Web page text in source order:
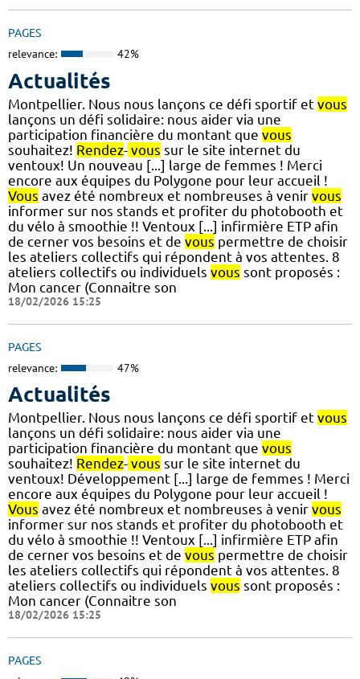
PAGES
relevance: 42%
Actualités
Montpellier. Nous nous lançons ce défi sportif et vous
lançons un défi solidaire: nous aider via une
participation financière du montant que vous
souhaitez! Rendez- vous sur le site internet du
ventoux! Un nouveau [...] large de femmes ! Merci
encore aux équipes du Polygone pour leur accueil !
Vous avez été nombreux et nombreuses à venir vous
informer sur nos stands et profiter du photobooth et
du vélo à smoothie !! Ventoux [...] infirmière ETP afin
de cerner vos besoins et de vous permettre de choisir
les ateliers collectifs qui répondent à vos attentes. 8
ateliers collectifs ou individuels vous sont proposés :
Mon cancer (Connaitre son
18/02/2026 15:25
PAGES
relevance: 47%
Actualités
Montpellier. Nous nous lançons ce défi sportif et vous
lançons un défi solidaire: nous aider via une
participation financière du montant que vous
souhaitez! Rendez- vous sur le site internet du
ventoux! Développement [...] large de femmes ! Merci
encore aux équipes du Polygone pour leur accueil !
Vous avez été nombreux et nombreuses à venir vous
informer sur nos stands et profiter du photobooth et
du vélo à smoothie !! Ventoux [...] infirmière ETP afin
de cerner vos besoins et de vous permettre de choisir
les ateliers collectifs qui répondent à vos attentes. 8
ateliers collectifs ou individuels vous sont proposés :
Mon cancer (Connaitre son
18/02/2026 15:25
PAGES